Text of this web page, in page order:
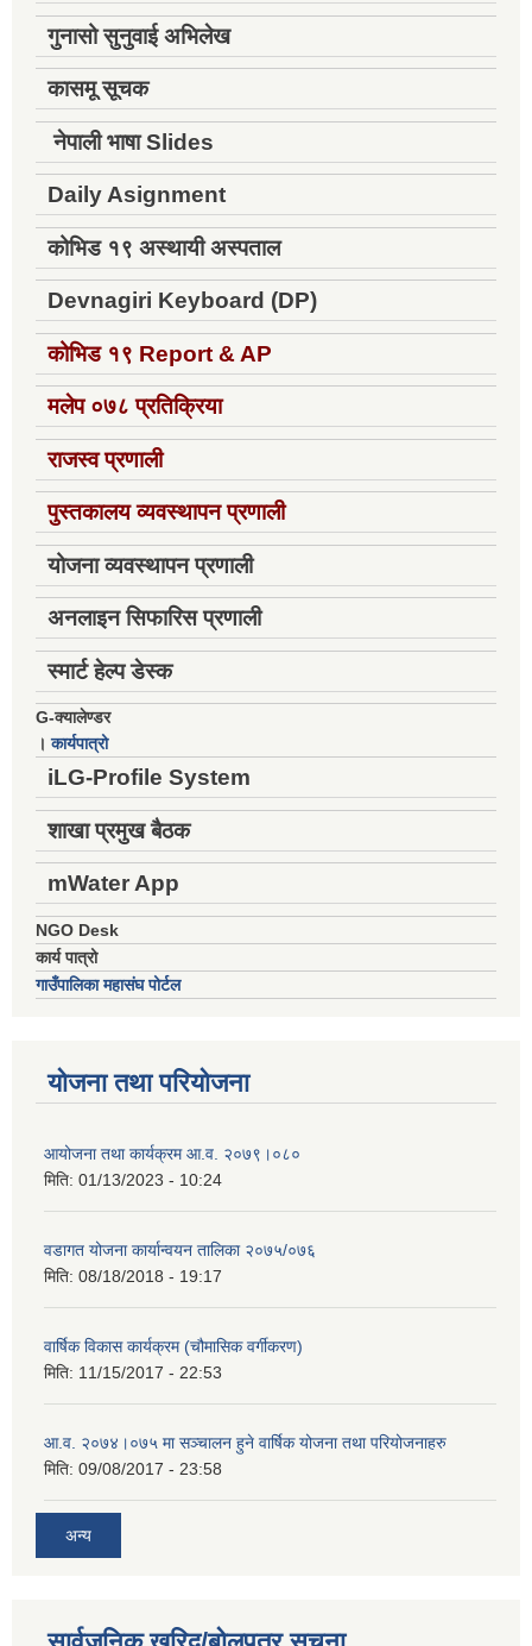
गुनासो सुनुवाई अभिलेख
कासमू सूचक
नेपाली भाषा Slides
Daily Asignment
कोभिड १९ अस्थायी अस्पताल
Devnagiri Keyboard (DP)
कोभिड १९ Report & AP
मलेप ०७८ प्रतिक्रिया
राजस्व प्रणाली
पुस्तकालय व्यवस्थापन प्रणाली
योजना व्यवस्थापन प्रणाली
अनलाइन सिफारिस प्रणाली
स्मार्ट हेल्प डेस्क
G-क्यालेण्डर
।कार्यपात्रो
iLG-Profile System
शाखा प्रमुख बैठक
mWater App
NGO Desk
कार्य पात्रो
गाउँपालिका महासंघ पोर्टल
योजना तथा परियोजना
आयोजना तथा कार्यक्रम आ.व. २०७९।०८०
मिति: 01/13/2023 - 10:24
वडागत योजना कार्यान्वयन तालिका २०७५/०७६
मिति: 08/18/2018 - 19:17
वार्षिक विकास कार्यक्रम (चौमासिक वर्गीकरण)
मिति: 11/15/2017 - 22:53
आ.व. २०७४।०७५ मा सञ्चालन हुने वार्षिक योजना तथा परियोजनाहरु
मिति: 09/08/2017 - 23:58
अन्य